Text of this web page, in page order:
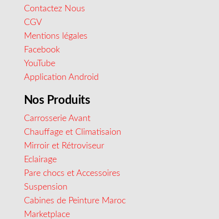
Contactez Nous
CGV
Mentions légales
Facebook
YouTube
Application Android
Nos Produits
Carrosserie Avant
Chauffage et Climatisaion
Mirroir et Rétroviseur
Eclairage
Pare chocs et Accessoires
Suspension
Cabines de Peinture Maroc
Marketplace